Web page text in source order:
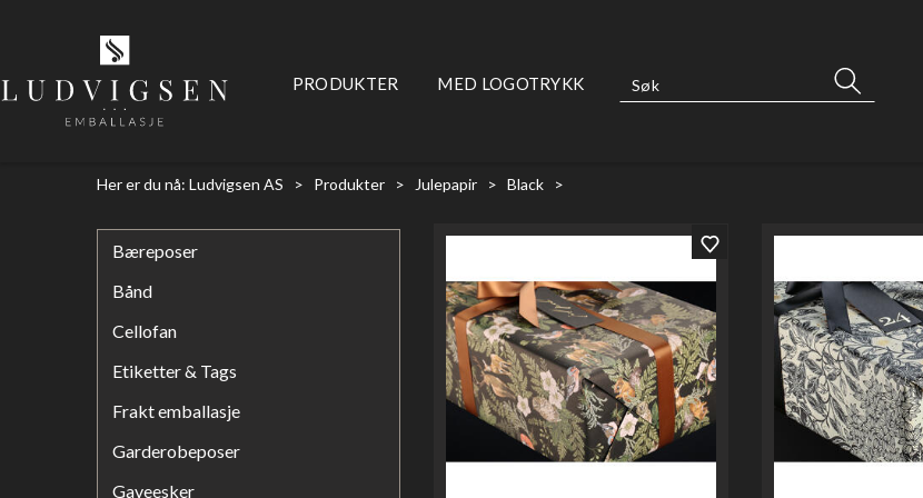
PRODUKTER MED LOGOTRYKK
Her er du nå: Ludvigsen AS > Produkter > Julepapir > Black >
Bæreposer
Bånd
Cellofan
Etiketter & Tags
Frakt emballasje
Garderobeposer
Gaveesker